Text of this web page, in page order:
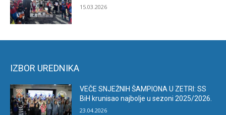
15.03.2026
IZBOR UREDNIKA
VEČE SNJEŽNIH ŠAMPIONA U ZETRI: SS
BiH krunisao najbolje u sezoni 2025/2026.
23.04.2026